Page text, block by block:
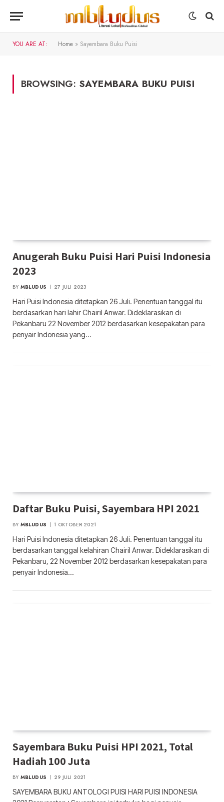
YOU ARE AT: Home » Sayembara Buku Puisi
BROWSING: SAYEMBARA BUKU PUISI
Anugerah Buku Puisi Hari Puisi Indonesia
2023
BY MBLUDUS 27 JULI 2023
Hari Puisi Indonesia ditetapkan 26 Juli. Penentuan tanggal itu
berdasarkan hari lahir Chairil Anwar. Dideklarasikan di
Pekanbaru 22 November 2012 berdasarkan kesepakatan para
penyair Indonesia yang…
Daftar Buku Puisi, Sayembara HPI 2021
BY MBLUDUS 1 OKTOBER 2021
Hari Puisi Indonesia ditetapkan 26 Juli. Penentuan tanggal itu
berdasarkan tanggal kelahiran Chairil Anwar. Dideklarasikan di
Pekanbaru, 22 November 2012 berdasarkan kesepakatan para
penyair Indonesia…
Sayembara Buku Puisi HPI 2021, Total
Hadiah 100 Juta
BY MBLUDUS 29 JULI 2021
SAYEMBARA BUKU ANTOLOGI PUISI HARI PUISI INDONESIA